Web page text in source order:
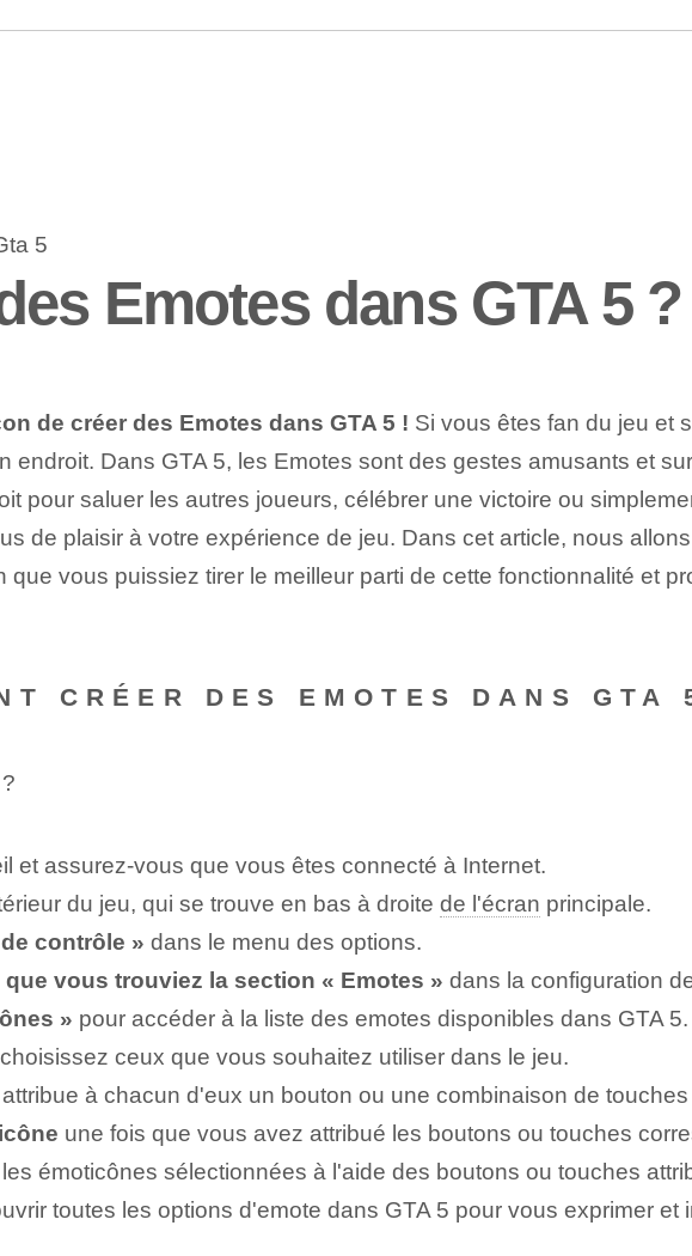
Emotes dans GTA 5 ?
de créer des Emotes dans GTA 5 ! Si vous êtes fan du jeu et
endroit. Dans GTA 5, les Emotes sont des gestes amusants et
pour saluer les autres joueurs, célébrer une victoire ou
de plaisir à votre expérience de jeu. Dans cet article, nous
que vous puissiez tirer le meilleur parti de cette fonctionnalité et
CRÉER DES EMOTES DANS GTA
et assurez-vous que vous êtes connecté à Internet.
du jeu, qui se trouve en bas à droite de l'écran principale.
contrôle » dans‍ le menu des options.
vous trouviez la section « Emotes » dans la configuration
» pour accéder à la liste des emotes disponibles dans GTA 5.
ceux que vous souhaitez utiliser dans le jeu.
attribue à chacun d'eux un bouton ou une combinaison de
une fois que vous avez attribué⁤ les boutons ou touches
émoticônes sélectionnées à l'aide des boutons ou touches
toutes les options d'emote dans GTA 5 pour vous exprimer et